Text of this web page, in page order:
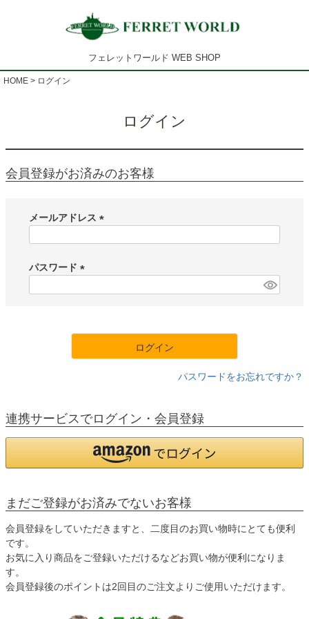
フェレットワールド WEB SHOP
HOME ログイン
ログイン
会員登録がお済みのお客様
メールアドレス
)
パスワード
ログイン
パスワードをお忘れですか？
連携サービスでログイン・会員登録
まだご登録がお済みでないお客様
会員登録をしていただきますと、二度目のお買い物時にとても便利
です。
お気に入り商品をご登録いただけるなどお買い物が便利になりま
す。
会員登録後のポイントは2回目のご注文よりご使用いただけます。